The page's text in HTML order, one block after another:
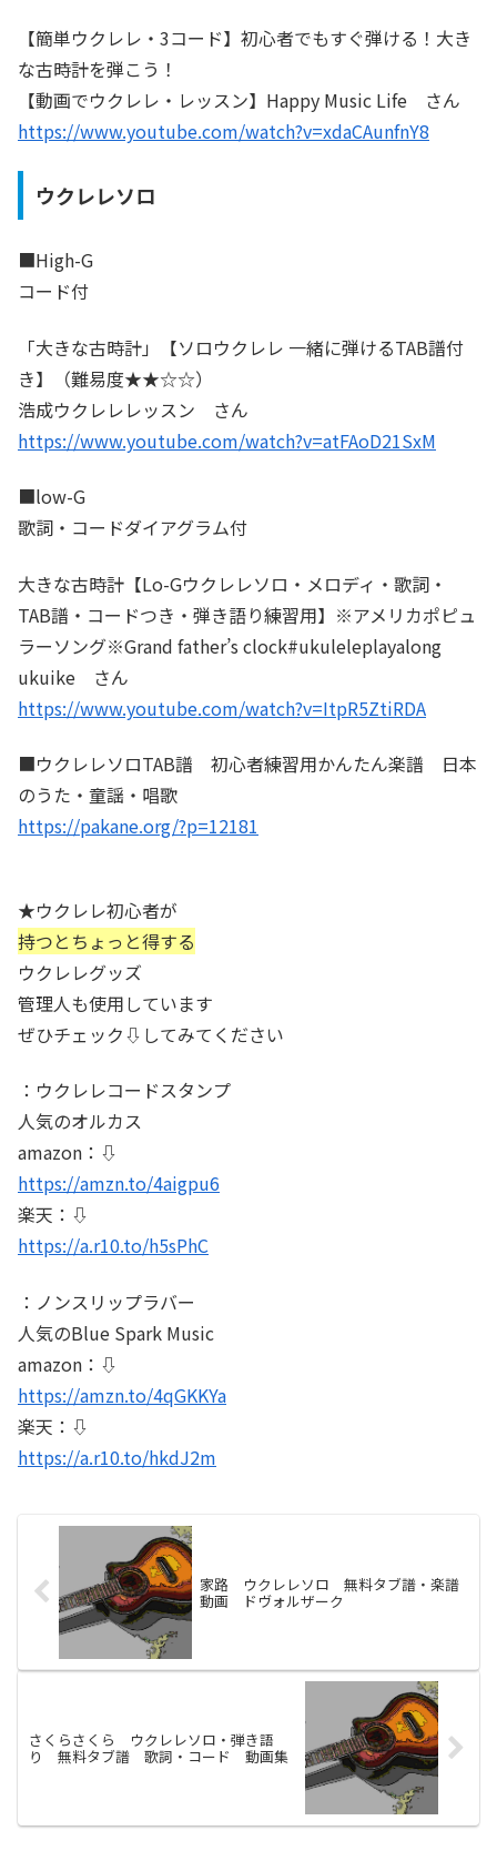
【簡単ウクレレ・3コード】初心者でもすぐ弾ける！大き
な古時計を弾こう！
【動画でウクレレ・レッスン】Happy Music Life さん
https://www.youtube.com/watch?v=xdaCAunfnY8
ウクレレソロ
■High-G
コード付
「大きな古時計」【ソロウクレレ 一緒に弾けるTAB譜付
き】（難易度★★☆☆）
浩成ウクレレレッスン さん
https://www.youtube.com/watch?v=atFAoD21SxM
■low-G
歌詞・コードダイアグラム付
大きな古時計【Lo-Gウクレレソロ・メロディ・歌詞・
TAB譜・コードつき・弾き語り練習用】※アメリカポピュ
ラーソング※Grand father’s clock#ukuleleplayalong
ukuike さん
https://www.youtube.com/watch?v=ItpR5ZtiRDA
■ウクレレソロTAB譜 初心者練習用かんたん楽譜 日本
のうた・童謡・唱歌
https://pakane.org/?p=12181
★ウクレレ初心者が
持つとちょっと得する
ウクレレグッズ
管理人も使用しています
ぜひチェック⇩してみてください
：ウクレレコードスタンプ
人気のオルカス
amazon：⇩
https://amzn.to/4aigpu6
楽天：⇩
https://a.r10.to/h5sPhC
：ノンスリップラバー
人気のBlue Spark Music
amazon：⇩
https://amzn.to/4qGKKYa
楽天：⇩
https://a.r10.to/hkdJ2m
家路 ウクレレソロ 無料タブ譜・楽譜
動画 ドヴォルザーク
さくらさくら ウクレレソロ・弾き語
り 無料タブ譜 歌詞・コード 動画集